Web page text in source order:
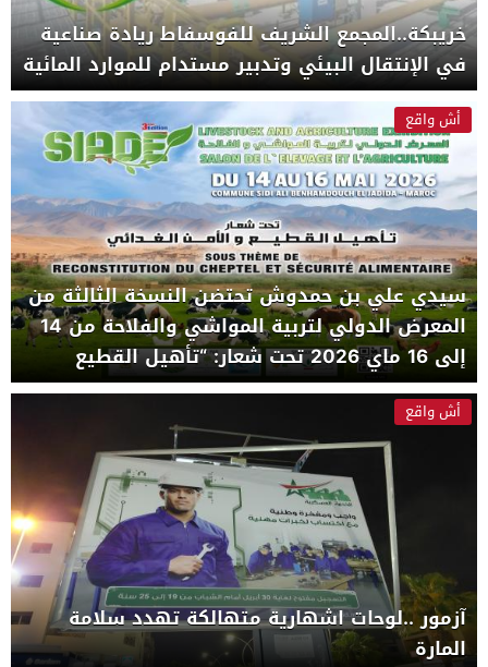
خريبكة..المجمع الشريف للفوسفاط ريادة صناعية
في الإنتقال البيئي وتدبير مستدام للموارد المائية
أش واقع
سيدي علي بن حمدوش تحتضن النسخة الثالثة من
المعرض الدولي لتربية المواشي والفلاحة من 14
إلى 16 ماي 2026 تحت شعار: “تأهيل القطيع
والأمن الغذائي
أش واقع
آزمور ..لوحات اشهارية متهالكة تهدد سلامة
المارة